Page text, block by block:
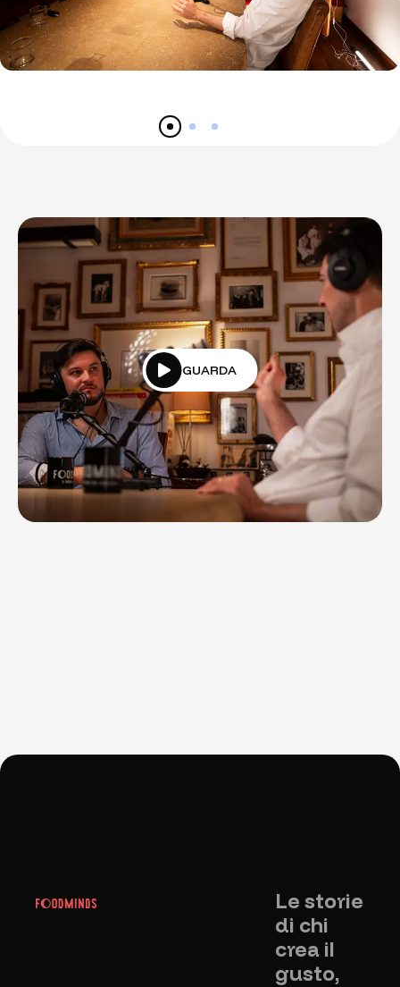
GUARDA
Le storie
di chi
crea il
gusto,